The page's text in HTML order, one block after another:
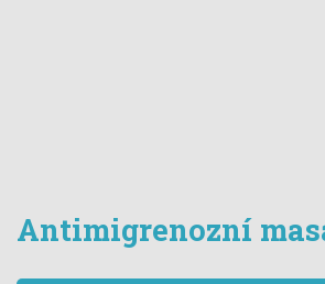
Antimigrenozní